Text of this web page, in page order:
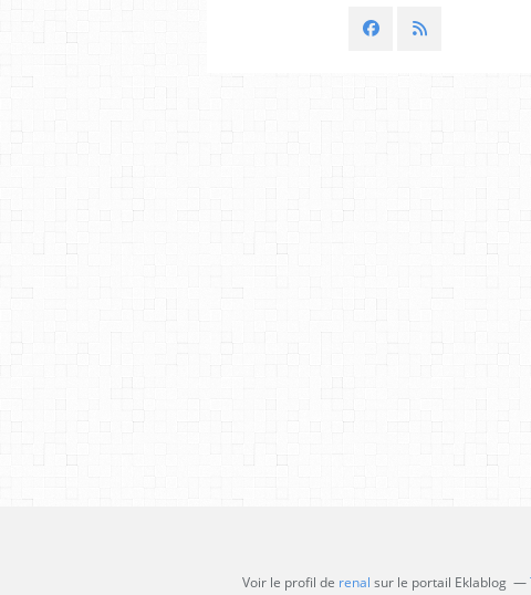
Voir le profil de renal sur le portail Eklablog